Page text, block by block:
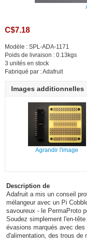
C$7.18
Modèle : SPL-ADA-1171
Poids de livraison : 0.13kgs
3 unités en stock
Fabriqué par : Adafruit
Images additionnelles
Agrandir l'image
Description de
Adafruit a mis un conseil
mélangeur avec un Pi
savoureux - le PermaProto
Soudez simplement l'en-
évasions marqués avec
d'alimentation, des trous de